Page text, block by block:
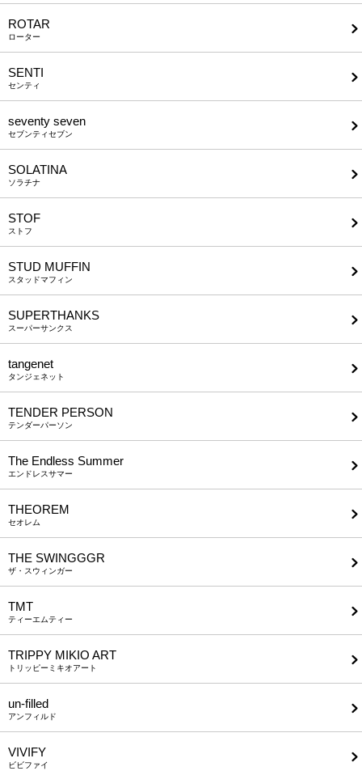
ROTAR
ローター
SENTI
センティ
seventy seven
セブンティセブン
SOLATINA
ソラチナ
STOF
ストフ
STUD MUFFIN
スタッドマフィン
SUPERTHANKS
スーパーサンクス
tangenet
タンジェネット
TENDER PERSON
テンダーパーソン
The Endless Summer
エンドレスサマー
THEOREM
セオレム
THE SWINGGGR
ザ・スウィンガー
TMT
ティーエムティー
TRIPPY MIKIO ART
トリッピーミキオアート
un-filled
アンフィルド
VIVIFY
ビビファイ